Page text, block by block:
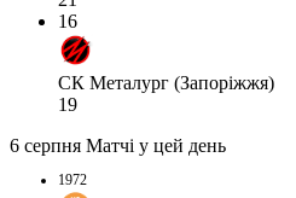
16
СК Металург (Запоріжжя)
19
6 серпня Матчі у цей день
1972